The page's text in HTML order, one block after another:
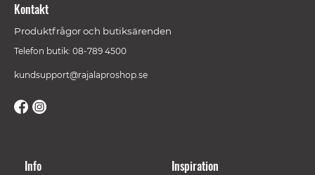
Kontakt
Produktfrågor och butiksärenden
Telefon butik: 08-789 4500
kundsupport@rajalaproshop.se
Info Inspiration